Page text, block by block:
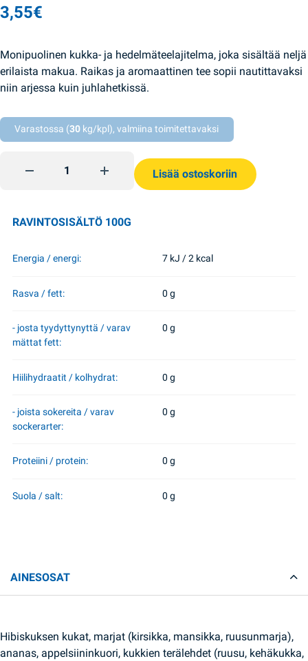
3,55€
Monipuolinen kukka- ja hedelmäteelajitelma, joka sisältää neljä
erilaista makua. Raikas ja aromaattinen tee sopii nautittavaksi
niin arjessa kuin juhlahetkissä.
Varastossa (30 kg/kpl), valmiina toimitettavaksi
Lajitelma Flower tea assorted 32*2g Lovare quantity
Lisää ostoskoriin
RAVINTOSISÄLTÖ 100G
Energia / energi: 7 kJ / 2 kcal
Rasva / fett: 0 g
- josta tyydyttynyttä / varav
mättat fett:
0 g
Hiilihydraatit / kolhydrat: 0 g
- joista sokereita / varav
sockerarter:
0 g
Proteiini / protein: 0 g
Suola / salt: 0 g
AINESOSAT
Hibiskuksen kukat, marjat (kirsikka, mansikka, ruusunmarja),
ananas, appelsiininkuori, kukkien terälehdet (ruusu, kehäkukka,